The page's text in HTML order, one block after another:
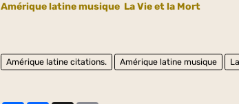
Amérique latine musique La Vie et la Mort
Amérique latine citations. Amérique latine musique